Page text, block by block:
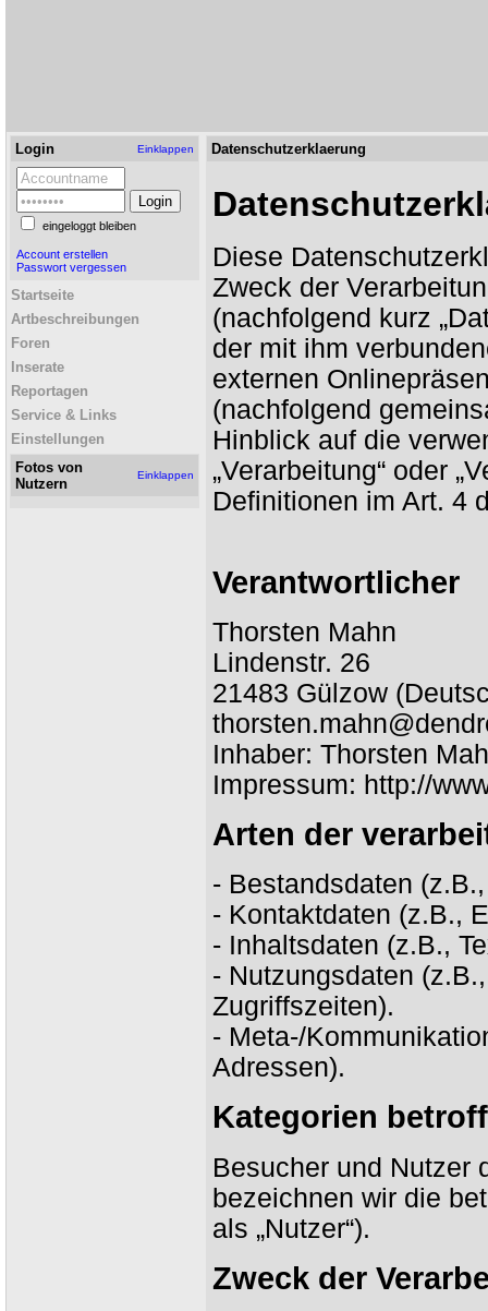
Login Einklappen
eingeloggt bleiben
Account erstellen
Passwort vergessen
Startseite
Artbeschreibungen
Foren
Inserate
Reportagen
Service & Links
Einstellungen
Fotos von
Nutzern
Einklappen
Datenschutzerklaerung
Diese
Zweck der
(nachfolgend kurz
der mit ihm
externen
(nachfolgend
Hinblick auf die
„Verarbeitung“ oder
Definitionen im Art. 4
Verantwortlicher
Thorsten Mahn
Lindenstr. 26
21483 Gülzow
Inhaber: Thorsten
Impressum: http://
Arten der
- Bestandsdaten
- Kontaktdaten (z.B.,
- Inhaltsdaten (z.B.,
- Nutzungsdaten
Zugriffszeiten).
- Meta-/
Adressen).
Kategorien
Besucher und Nutzer
bezeichnen wir die
als „Nutzer“).
Zweck der